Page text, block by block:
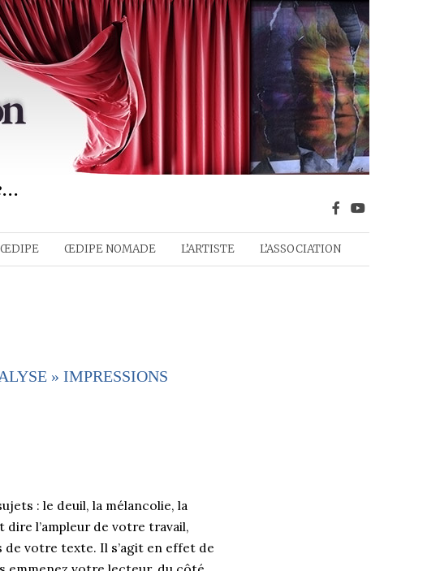
ŒDIPE ŒDIPE NOMADE L’ARTISTE L’ASSOCIATION
» IMPRESSIONS
: le deuil, la mélancolie, la
l’ampleur de votre travail,
de votre texte. Il s’agit en effet de